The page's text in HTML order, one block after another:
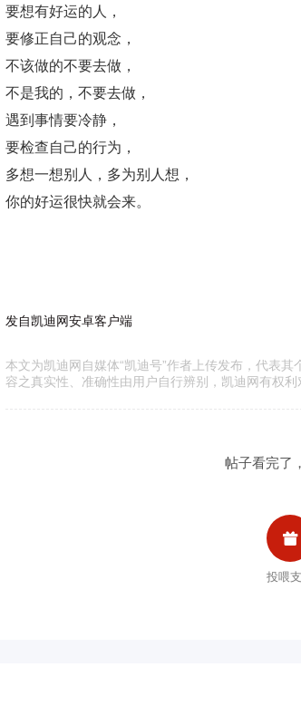
要想有好运的人，
要修正自己的观念，
不该做的不要去做，
不是我的，不要去做，
遇到事情要冷静，
要检查自己的行为，
多想一想别人，多为别人想，
你的好运很快就会来。
发自凯迪网安卓客户端
本文为凯迪网自媒体“凯迪号”作者上传发布，代表
容之真实性、准确性由用户自行辨别，凯迪网有权
帖子看完了

投喂